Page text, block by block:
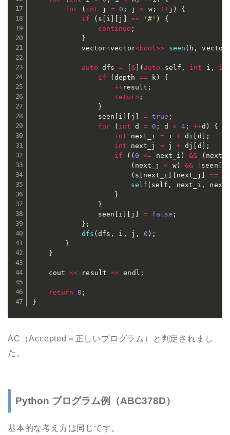
for
( int j = 0 ; j < w; ++j )
{
if
( s [ i ] [ j ] == '#' )
{
continue ;
}
			vector
<vector<bool>> seen ( h , vector
auto dfs = [&] ( auto self , int i ,
if
(depth == k )
{
++result ;
return ;
}
				seen
[ i ] [ j ] = true ;
for
( int d = 0 ; d < 4; ++d )
{
int next_i = i + di [ d ] ;
int next_j = j + dj [ d ] ;
if
( (0 <= next_i ) && (
( next_j < w) && ! seen [
( s [ next_i ] [ next_j ] ==
self ( self , next_i ,
}
}
				seen
[ i ] [ j ] = false ;
} ;
dfs (dfs , i , j , 0 ) ;
}
}
	cout
<< result << endl ;
return 0 ;
}
AC（Accepted＝正しいプログラム）と判定されまし
た。
Python プログラム例（ABC378D）
基本的な考え方は同じです。